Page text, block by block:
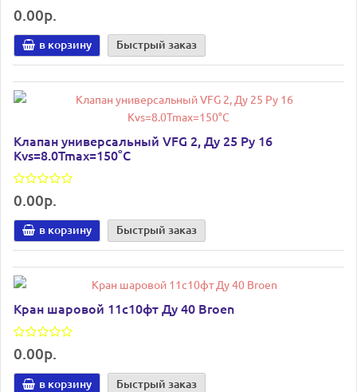
0.00р.
в корзину Быстрый заказ
Клапан универсальный VFG 2, Ду 25 Ру 16
Kvs=8.0Tmax=150°С
0.00р.
в корзину Быстрый заказ
Кран шаровой 11с10фт Ду 40 Broen
0.00р.
в корзину Быстрый заказ